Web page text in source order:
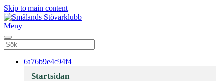
Skip to main content
Meny
6a76b9e4c94f4
Startsidan